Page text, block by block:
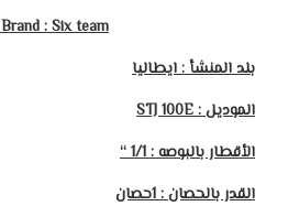
Brand : Six team
بلد المنشأ : ايطاليا
الموديل : STJ 100E
الأقطار بالبوصه : 1/1 “
القدر بالحصان : 1حصان